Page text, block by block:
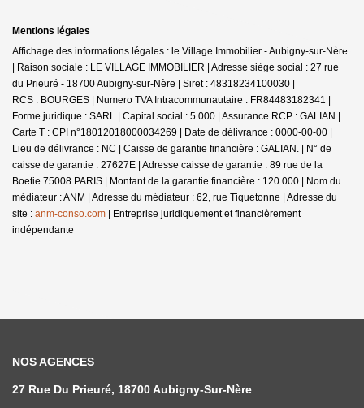
Mentions légales
Affichage des informations légales : le Village Immobilier - Aubigny-sur-Nère
| Raison sociale : LE VILLAGE IMMOBILIER | Adresse siège social : 27 rue
du Prieuré - 18700 Aubigny-sur-Nère | Siret : 48318234100030 |
RCS : BOURGES | Numero TVA Intracommunautaire : FR84483182341 |
Forme juridique : SARL | Capital social : 5 000 | Assurance RCP : GALIAN |
Carte T : CPI n°18012018000034269 | Date de délivrance : 0000-00-00 |
Lieu de délivrance : NC | Caisse de garantie financière : GALIAN. | N° de
caisse de garantie : 27627E | Adresse caisse de garantie : 89 rue de la
Boetie 75008 PARIS | Montant de la garantie financière : 120 000 | Nom du
médiateur : ANM | Adresse du médiateur : 62, rue Tiquetonne | Adresse du
site : anm-conso.com | Entreprise juridiquement et financièrement
indépendante
NOS AGENCES
27 Rue Du Prieuré, 18700 Aubigny-Sur-Nère